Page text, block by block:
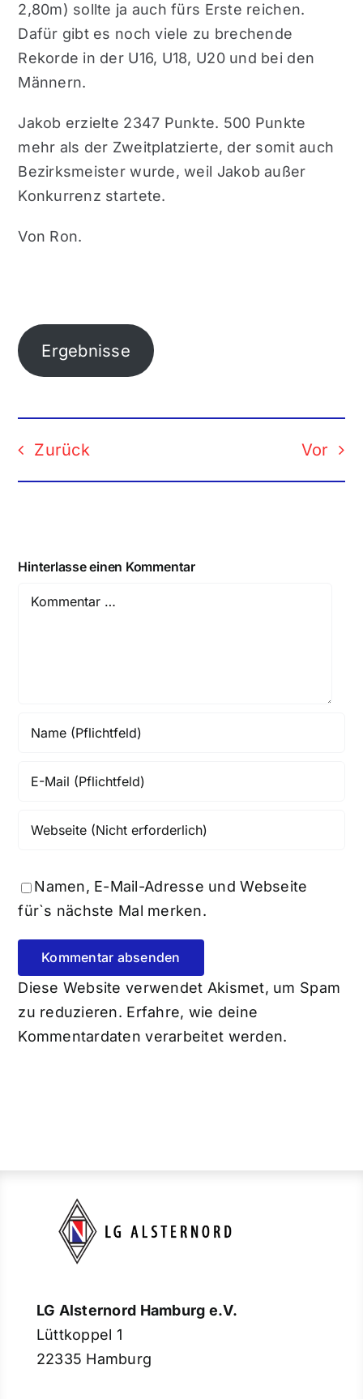
2,80m) sollte ja auch fürs Erste reichen.
Dafür gibt es noch viele zu brechende
Rekorde in der U16, U18, U20 und bei den
Männern.
Jakob erzielte 2347 Punkte. 500 Punkte
mehr als der Zweitplatzierte, der somit auch
Bezirksmeister wurde, weil Jakob außer
Konkurrenz startete.
Von Ron.
Ergebnisse
Zurück Vor
Hinterlasse einen Kommentar
Comment
Namen, E-Mail-Adresse und Webseite
für`s nächste Mal merken.
Diese Website verwendet Akismet, um Spam
zu reduzieren. Erfahre, wie deine
Kommentardaten verarbeitet werden.
LG Alsternord Hamburg e.V.
Lüttkoppel 1
22335 Hamburg